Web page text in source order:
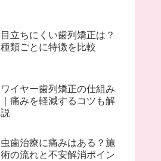
目立ちにくい歯列矯正は？
種類ごとに特徴を比較
ワイヤー歯列矯正の仕組み
｜痛みを軽減するコツも解
説
虫歯治療に痛みはある？施
術の流れと不安解消ポイン